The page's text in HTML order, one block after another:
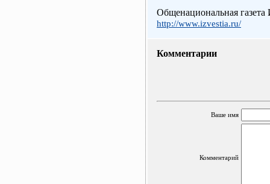
Общенациональная газета
http://www.izvestia.ru/
Комментарии
Ваше имя
Комментарий